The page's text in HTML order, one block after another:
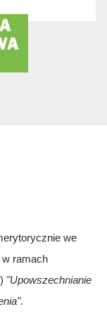
we
w ramach
"Upowszechnianie
.